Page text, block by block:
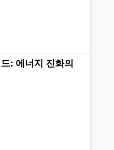
: 에너지 진화의